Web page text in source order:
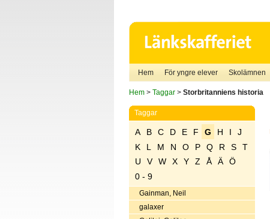
Hem För yngre elever Skolämnen
Hem> Taggar> Storbritanniens historia
Taggar
A B C D E F G H I
J
K
L M N O P Q R S
T
U
V W X Y Z Å Ä
Ö
0 - 9
Gainman, Neil
galaxer